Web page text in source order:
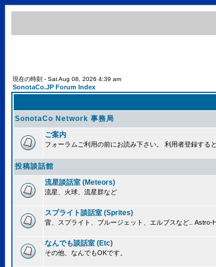
現在の時刻 - Sat Aug 08, 2026 4:39 am
SonotaCo.JP Forum Index
SonotaCo Network 事務局
ご案内
フォーラムご利用の前にお読み下さい。 利用者登録する
投稿談話館
流星談話室 (Meteors)
流星、火球、流星群など
スプライト談話室 (Sprites)
雷、スプライト、ブルージェット、エルブスなど..
なんでも談話室 (Etc)
その他、なんでもOKです。